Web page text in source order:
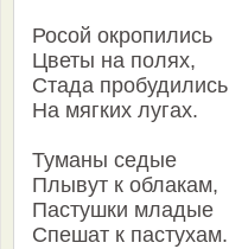
Росой окропились
Цветы на полях,
Стада пробудились
На мягких лугах.
Туманы седые
Плывут к облакам,
Пастушки младые
Спешат к пастухам.